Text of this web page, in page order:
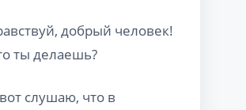
добрый человек!
ты делаешь?
слушаю, что в